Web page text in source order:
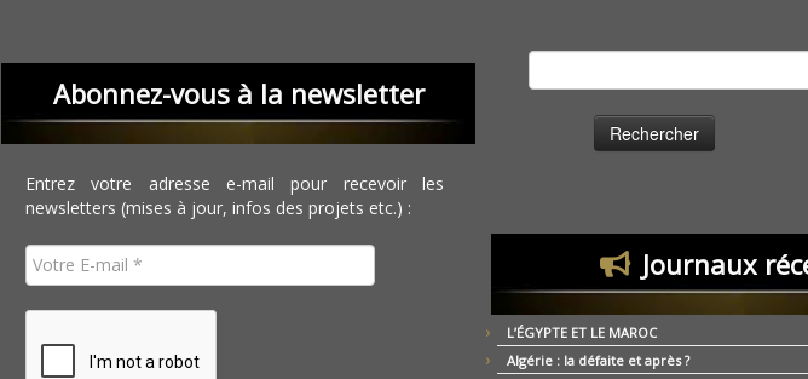
Abonnez-vous à la newsletter
Entrez votre adresse e-mail pour recevoir les
newsletters (mises à jour, infos des projets etc.) :
Journaux
L’ÉGYPTE ET LE MAROC
Algérie : la défaite et après ?